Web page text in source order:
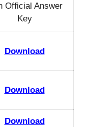
Official Answer
Key
Download
Download
Download